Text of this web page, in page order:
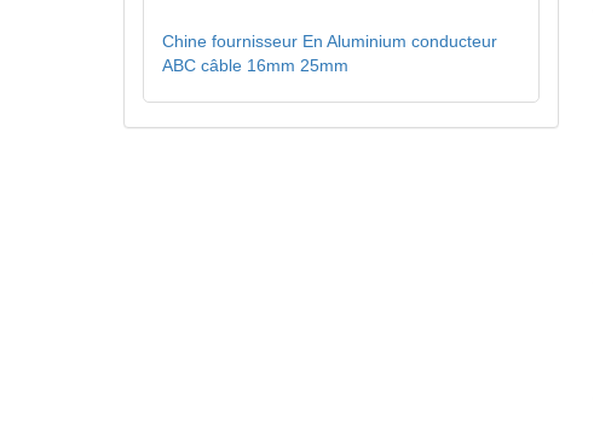
Chine fournisseur En Aluminium conducteur
ABC câble 16mm 25mm